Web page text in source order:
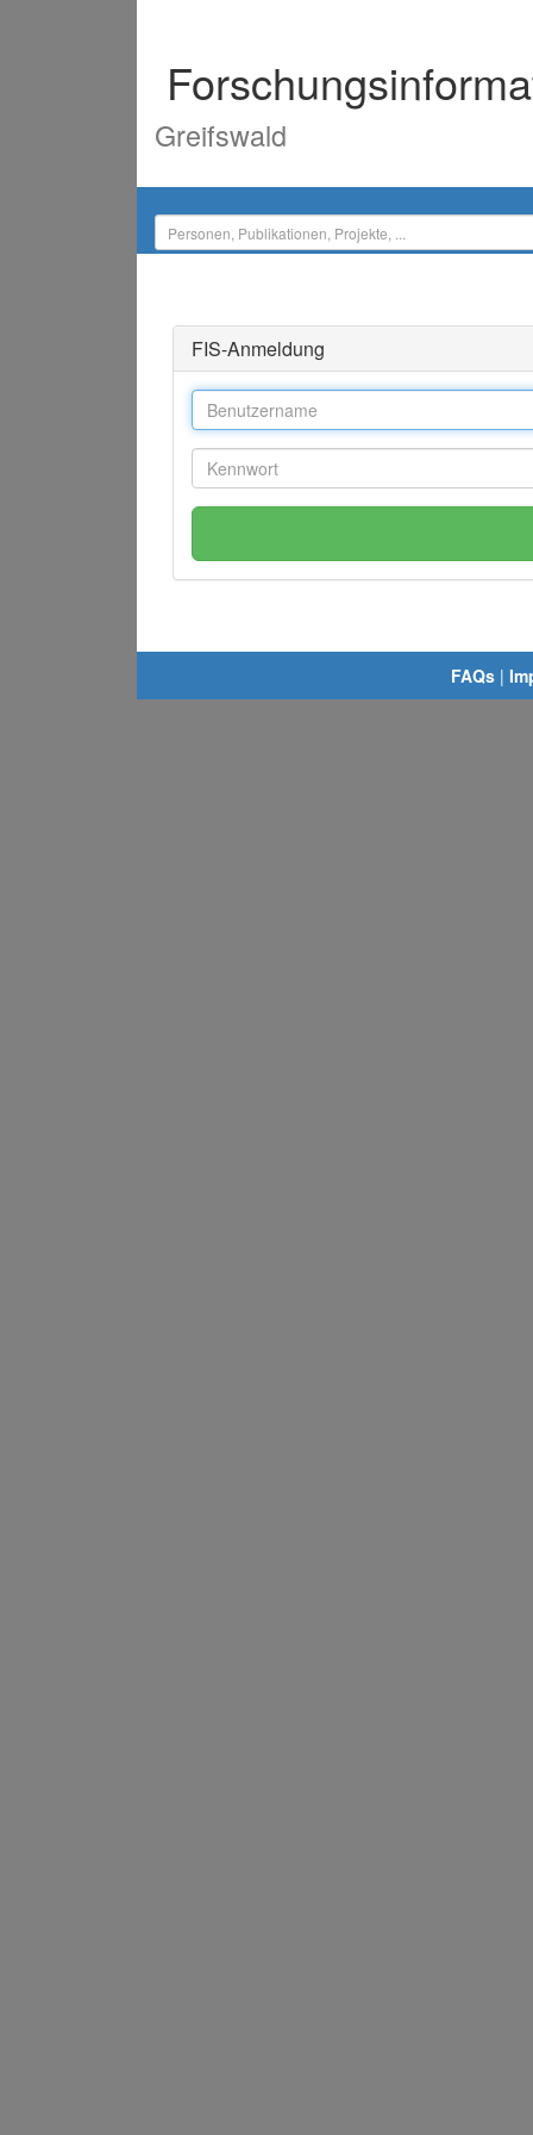
Greifswald
FIS-Anmeldung
FAQs |